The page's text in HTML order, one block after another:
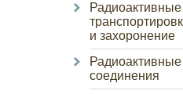
и захоронение
соединения